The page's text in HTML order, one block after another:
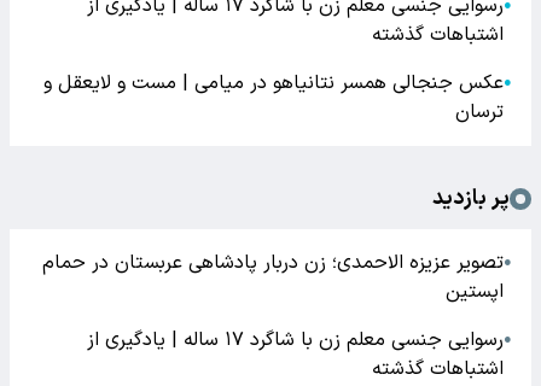
●
رسوایی جنسی معلم زن با شاگرد ۱۷ ساله | یادگیری از
اشتباهات گذشته
●عکس جنجالی همسر نتانیاهو در میامی | مست و لایعقل و
ترسان
پر بازدید
●تصویر عزیزه الاحمدی؛ زن دربار پادشاهی عربستان در حمام
اپستین
●
رسوایی جنسی معلم زن با شاگرد ۱۷ ساله | یادگیری از
اشتباهات گذشته